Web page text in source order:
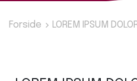
Forside LOREM IPSUM